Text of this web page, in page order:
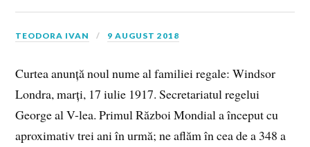
TEODORA IVAN 9 AUGUST 2018
Curtea anunță noul nume al familiei regale: Windsor
Londra, marți, 17 iulie 1917. Secretariatul regelui
George al V-lea. Primul Război Mondial a început cu
aproximativ trei ani în urmă; ne aflăm în cea de a 348 a